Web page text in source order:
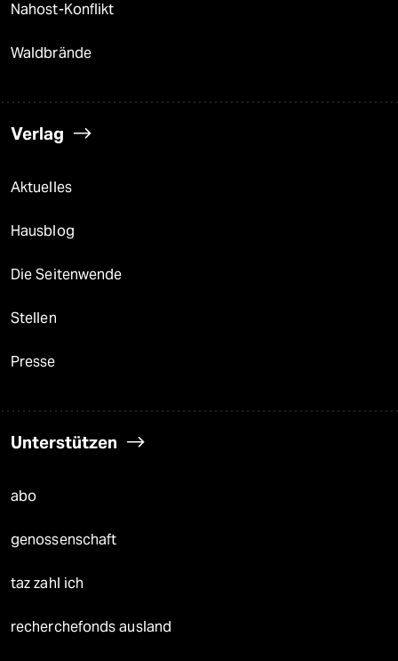
Nahost-Konflikt
Waldbrände
Verlag
Aktuelles
Hausblog
Die Seitenwende
Stellen
Presse
Unterstützen
abo
genossenschaft
taz zahl ich
recherchefonds ausland